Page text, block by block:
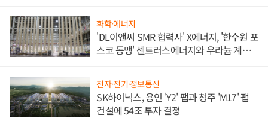
화학·에너지
'DL이앤씨 SMR 협력사' X에너지, '한수원 포
스코 동맹' 센트러스에너지와 우라늄 계약
전자·전기·정보통신
SK하이닉스, 용인 'Y2' 팹과 청주 'M17' 팹
건설에 54조 투자 결정